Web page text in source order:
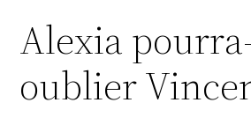
Alexia
oublier